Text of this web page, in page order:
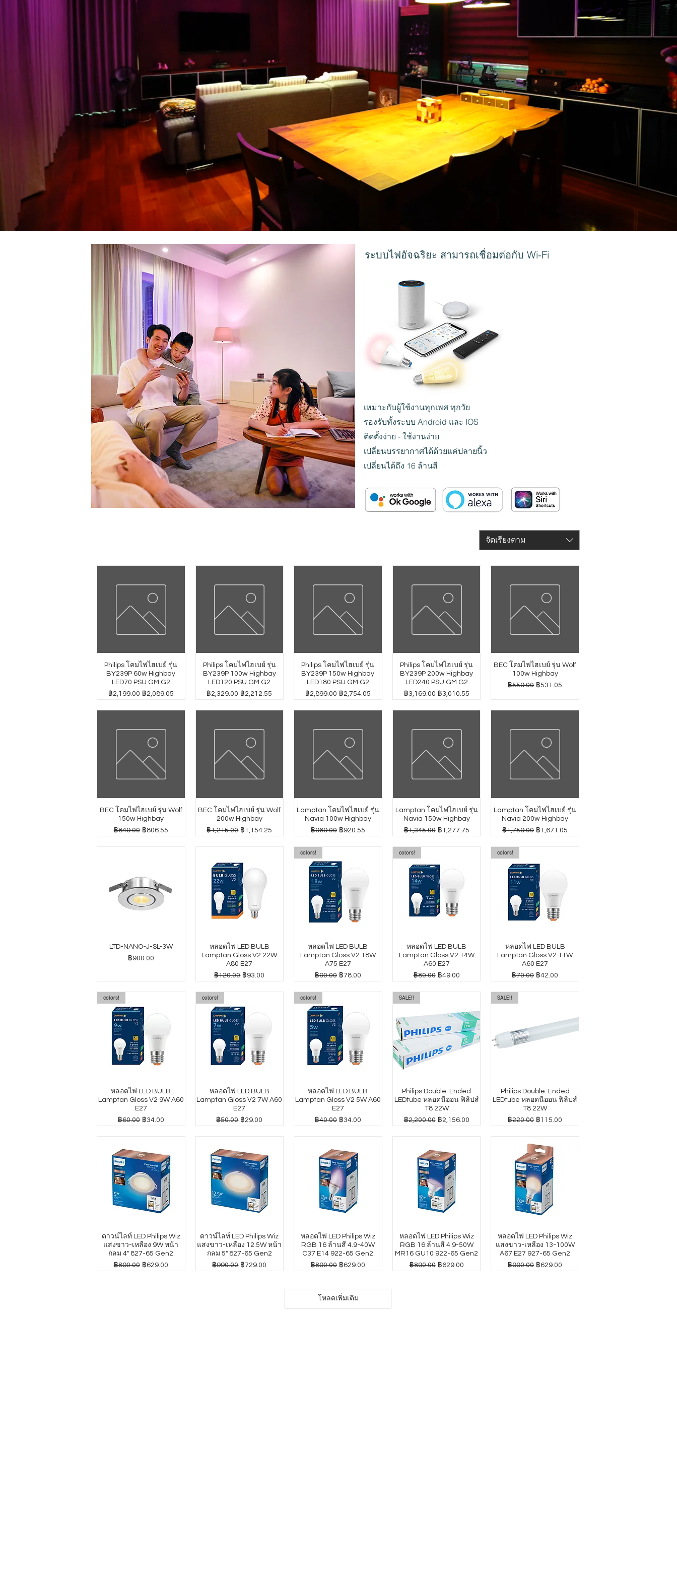
ระบบไฟอัจฉริยะ สามารถเชื่อมต่อกับ Wi-Fi
เหมาะกับผู้ใช้งานทุกเพศ ทุกวัย
รองรับทั้งระบบ Android และ IOS
ติดตั้งง่าย - ใช้งานง่าย
เปลี่ยนบรรยากาศได้ด้วยแค่ปลายนิ้ว
เปลี่ยนได้ถึง 16 ล้านสี
จัดเรียงตาม
Philips โคมไฟไฮเบย์ รุ่น
BY239P 60w Highbay
LED70 PSU GM G2
ราคาปกติ
฿2,199.00 ราคาขายลด
฿2,089.05
Philips โคมไฟไฮเบย์ รุ่น
BY239P 100w Highbay
LED120 PSU GM G2
ราคาปกติ
฿2,329.00 ราคาขายลด
฿2,212.55
Philips โคมไฟไฮเบย์ รุ่น
BY239P 150w Highbay
LED180 PSU GM G2
ราคาปกติ
฿2,899.00 ราคาขายลด
฿2,754.05
Philips โคมไฟไฮเบย์ รุ่น
BY239P 200w Highbay
LED240 PSU GM G2
ราคาปกติ
฿3,169.00 ราคาขายลด
฿3,010.55
BEC โคมไฟไฮเบย์ รุ่น Wolf
100w Highbay
ราคาปกติ
฿559.00 ราคาขายลด
฿531.05
BEC โคมไฟไฮเบย์ รุ่น Wolf
150w Highbay
ราคาปกติ
฿849.00 ราคาขายลด
฿806.55
BEC โคมไฟไฮเบย์ รุ่น Wolf
200w Highbay
ราคาปกติ
฿1,215.00 ราคาขายลด
฿1,154.25
Lamptan โคมไฟไฮเบย์ รุ่น
Navia 100w Highbay
ราคาปกติ
฿969.00 ราคาขายลด
฿920.55
Lamptan โคมไฟไฮเบย์ รุ่น
Navia 150w Highbay
ราคาปกติ
฿1,345.00 ราคาขายลด
฿1,277.75
Lamptan โคมไฟไฮเบย์ รุ่น
Navia 200w Highbay
ราคาปกติ
฿1,759.00 ราคาขายลด
฿1,671.05
LTD-NANO-J-SL-3W
ราคา
฿900.00
หลอดไฟ LED BULB
Lamptan Gloss V2 22W
A80 E27
ราคาปกติ
฿120.00 ราคาขายลด
฿93.00
colors!
หลอดไฟ LED BULB
Lamptan Gloss V2 18W
A75 E27
ราคาปกติ
฿90.00 ราคาขายลด
฿78.00
colors!
หลอดไฟ LED BULB
Lamptan Gloss V2 14W
A60 E27
ราคาปกติ
฿80.00 ราคาขายลด
฿49.00
colors!
หลอดไฟ LED BULB
Lamptan Gloss V2 11W
A60 E27
ราคาปกติ
฿70.00 ราคาขายลด
฿42.00
colors!
หลอดไฟ LED BULB
Lamptan Gloss V2 9W A60
E27
ราคาปกติ
฿60.00 ราคาขายลด
฿34.00
colors!
หลอดไฟ LED BULB
Lamptan Gloss V2 7W A60
E27
ราคาปกติ
฿50.00 ราคาขายลด
฿29.00
colors!
หลอดไฟ LED BULB
Lamptan Gloss V2 5W A60
E27
ราคาปกติ
฿40.00 ราคาขายลด
฿34.00
SALE!!
Philips Double-Ended
LEDtube หลอดนีออน ฟิลิปส์
T8 22W
ราคาปกติ
฿2,200.00 ราคาขายลด
฿2,156.00
SALE!!
Philips Double-Ended
LEDtube หลอดนีออน ฟิลิปส์
T8 22W
ราคาปกติ
฿220.00 ราคาขายลด
฿115.00
ดาวน์ไลท์ LED Philips Wiz
แสงขาว-เหลือง 9W หน้า
กลม 4" 827-65 Gen2
ราคาปกติ
฿890.00 ราคาขายลด
฿629.00
ดาวน์ไลท์ LED Philips Wiz
แสงขาว-เหลือง 12.5W หน้า
กลม 5" 827-65 Gen2
ราคาปกติ
฿990.00 ราคาขายลด
฿729.00
หลอดไฟ LED Philips Wiz
RGB 16 ล้านสี 4.9-40W
C37 E14 922-65 Gen2
ราคาปกติ
฿890.00 ราคาขายลด
฿629.00
หลอดไฟ LED Philips Wiz
RGB 16 ล้านสี 4.9-50W
MR16 GU10 922-65 Gen2
ราคาปกติ
฿890.00 ราคาขายลด
฿629.00
หลอดไฟ LED Philips Wiz
แสงขาว-เหลือง 13-100W
A67 E27 927-65 Gen2
ราคาปกติ
฿990.00 ราคาขายลด
฿629.00
โหลดเพิ่มเติม